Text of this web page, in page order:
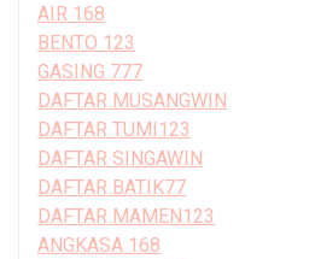
AIR 168
BENTO 123
GASING 777
DAFTAR MUSANGWIN
DAFTAR TUMI123
DAFTAR SINGAWIN
DAFTAR BATIK77
DAFTAR MAMEN123
ANGKASA 168